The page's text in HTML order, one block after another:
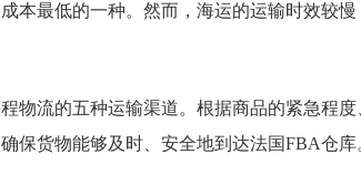
本最低的一种。然而，海运的运输时效较慢
物流的五种运输渠道。根据商品的紧急程
保货物能够及时、安全地到达法国FBA仓库